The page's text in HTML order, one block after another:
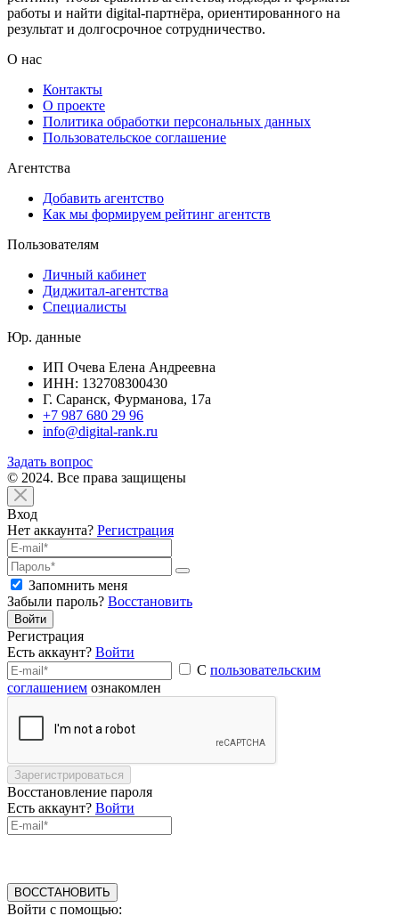
работы и найти digital-партнёра, ориентированного на
результат и долгосрочное сотрудничество.
О нас
Контакты
О проекте
Политика обработки персональных данных
Пользовательское соглашение
Агентства
Добавить агентство
Как мы формируем рейтинг агентств
Пользователям
Личный кабинет
Диджитал-агентства
Специалисты
Юр. данные
ИП Очева Елена Андреевна
ИНН: 132708300430
Г. Саранск, Фурманова, 17а
+7 987 680 29 96
info@digital-rank.ru
Задать вопрос
© 2024. Все права защищены
Вход
Нет аккаунта? Регистрация
Запомнить меня
Забыли пароль? Восстановить
Войти
Регистрация
Есть аккаунт? Войти
С пользовательским
соглашением ознакомлен
Зарегистрироваться
Восстановление пароля
Есть аккаунт? Войти
ВОССТАНОВИТЬ
Войти с помощью: